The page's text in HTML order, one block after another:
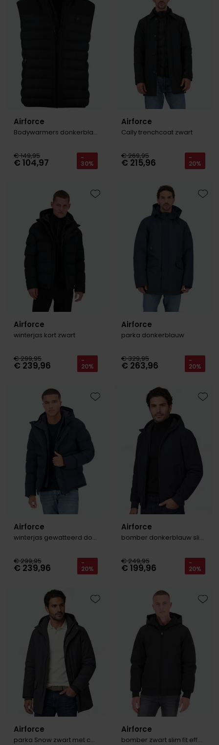
Airforce
Bodywarmers donkerblauw
€ 149,95
€ 104,97 -
30%
Toevoegen aan favorieten
Airforce
Cally trenchcoat zwart
€ 269,95
€ 215,96 -
20%
Airforce
winterjas kort zwart
€ 299,95
€ 239,96 -
20%
Toevoegen aan favorieten
Airforce
parka donkerblauw
€ 329,95
€ 263,96 -
20%
Airforce
winterjas gewatteerd donkerblauw
€ 299,95
€ 239,96 -
20%
Toevoegen aan favorieten
Airforce
bomber donkerblauw slim fit effen rits
€ 249,95
€ 199,96 -
20%
Airforce
parka Snow zwart met capuchon
Toevoegen aan favorieten
Airforce
bomber zwart slim fit effen rits